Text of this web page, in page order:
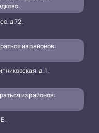
д.72 ,
из районов:
д. 1 ,
из районов:
,